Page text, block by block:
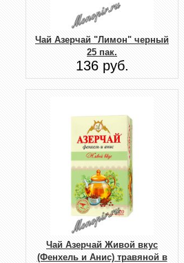
Чай Азерчай "Лимон" черный
25 пак.
136 руб.
Чай Азерчай Живой вкус
(Фенхель и Анис) травяной в